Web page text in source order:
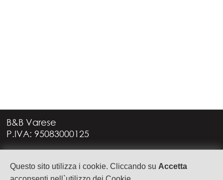
Questo sito utilizza i cookie. Cliccando su Accetta
B&B Varese
P.IVA: 95083000125
21949 CASTRONNO (VA)